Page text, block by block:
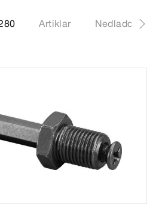
Artiklar